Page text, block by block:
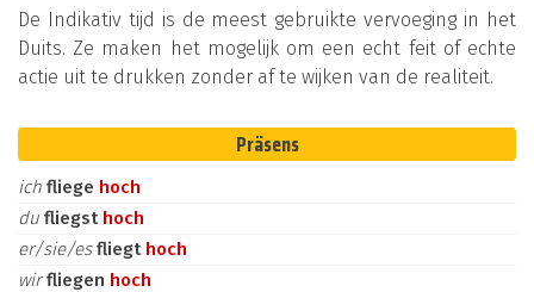
De Indikativ tijd is de meest gebruikte vervoeging in het
Duits. Ze maken het mogelijk om een echt feit of echte
actie uit te drukken zonder af te wijken van de realiteit.
Präsens
ich fliege hoch
du fliegst hoch
er/sie/esfliegt hoch
wirfliegen hoch